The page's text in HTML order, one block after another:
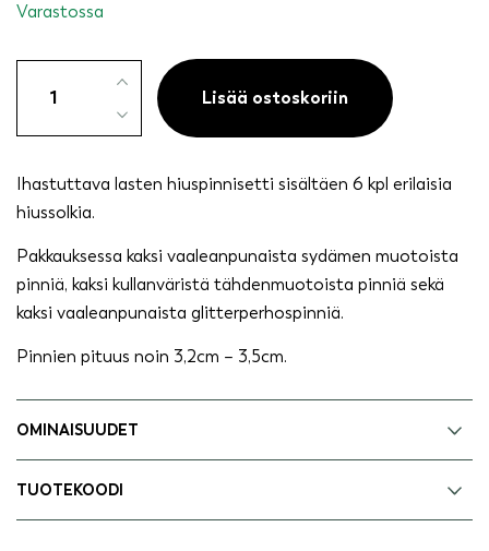
Varastossa
hiuspinnisetti
määrä
Lisää ostoskoriin
Ihastuttava lasten hiuspinnisetti sisältäen 6 kpl erilaisia
hiussolkia.
Pakkauksessa kaksi vaaleanpunaista sydämen muotoista
pinniä, kaksi kullanväristä tähdenmuotoista pinniä sekä
kaksi vaaleanpunaista glitterperhospinniä.
Pinnien pituus noin 3,2cm – 3,5cm.
OMINAISUUDET
TUOTEKOODI